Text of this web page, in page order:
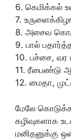
6. கெமிக்கல்
7.
8. அசைவ
9. பால்
10. பச்சை, வர
11. ரீபைண்டு
12. மைதா,
மேலே
கழிவுகளாக
மனிதனுக்கு